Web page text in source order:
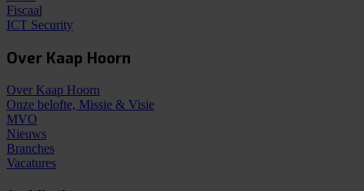
Fiscaal
ICT Security
Over Kaap Hoorn
Over Kaap Hoorn
Onze belofte, Missie & Visie
MVO
Nieuws
Branches
Vacatures